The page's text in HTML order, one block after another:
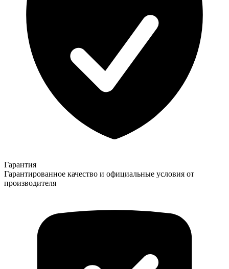
Гарантия
Гарантированное качество и официальные условия от
производителя